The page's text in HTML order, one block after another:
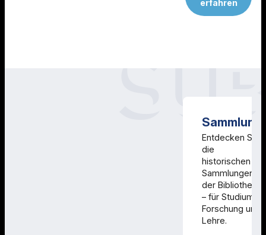
erfahren
Entdecken Sie
die
historischen
Sammlungen
der Bibliothek
– für Studium,
Forschung und
Lehre.